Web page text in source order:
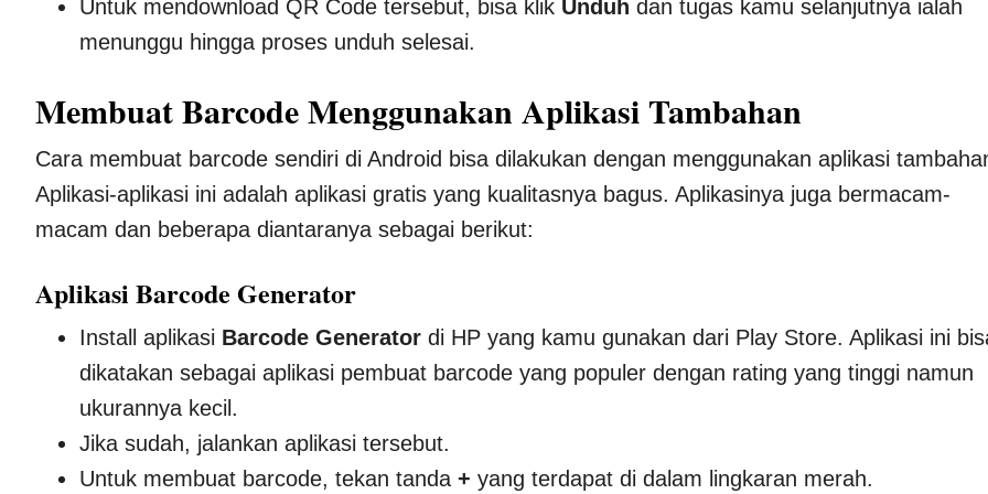
Untuk mendownload QR Code tersebut, bisa klik Unduh dan tugas kamu selanjutnya ialah
menunggu hingga proses unduh selesai.
Membuat Barcode Menggunakan Aplikasi Tambahan
Cara membuat barcode sendiri di Android bisa dilakukan dengan menggunakan aplikasi
Aplikasi-aplikasi ini adalah aplikasi gratis yang kualitasnya bagus. Aplikasinya juga bermacam-
macam dan beberapa diantaranya sebagai berikut:
Aplikasi Barcode Generator
Install aplikasi Barcode Generator di HP yang kamu gunakan dari Play Store. Aplikasi ini
dikatakan sebagai aplikasi pembuat barcode yang populer dengan rating yang tinggi namun
ukurannya kecil.
Jika sudah, jalankan aplikasi tersebut.
Untuk membuat barcode, tekan tanda + yang terdapat di dalam lingkaran merah.